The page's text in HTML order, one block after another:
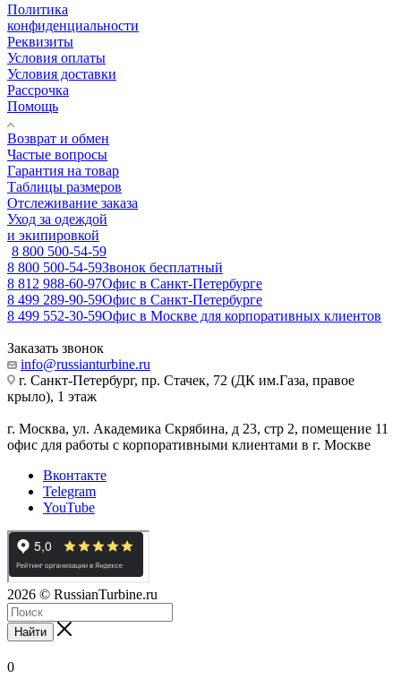
Политика
конфиденциальности
Реквизиты
Условия оплаты
Условия доставки
Рассрочка
Помощь
Возврат и обмен
Частые вопросы
Гарантия на товар
Таблицы размеров
Отслеживание заказа
Уход за одеждой
и экипировкой
8 800 500-54-59
8 800 500-54-59Звонок бесплатный
8 812 988-60-97Офис в Санкт-Петербурге
8 499 289-90-59Офис в Санкт-Петербурге
8 499 552-30-59Офис в Москве для корпоративных клиентов
Заказать звонок
info@russianturbine.ru
г. Санкт-Петербург, пр. Стачек, 72 (ДК им.Газа, правое
крыло), 1 этаж
г. Москва, ул. Академика Скрябина, д 23, стр 2, помещение 11
офис для работы с корпоративными клиентами в г. Москве
Вконтакте
Telegram
YouTube
2026 © RussianTurbine.ru
Найти
0